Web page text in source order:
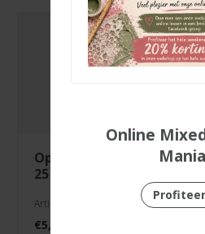
opbergbox met
25 kleine potjes
Artikelnr. 1009-032
€5,99
Online
Mania